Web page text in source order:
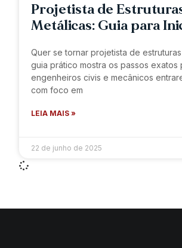
Projetista de
Metálicas: Guia para
Quer se tornar projetista de estruturas
guia prático mostra os passos exatos
engenheiros civis e mecânicos
com foco em
LEIA MAIS »
22 de junho de 2025